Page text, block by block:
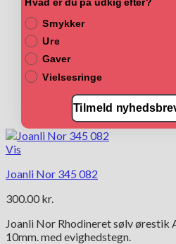
Vis
Joanli Nor 345 082
300.00 kr.
Joanli Nor Rhodineret sølv ørestik
10mm. med evighedstegn.
Smykker
Ure
Gaver
Vielsesringe
Tilmeld